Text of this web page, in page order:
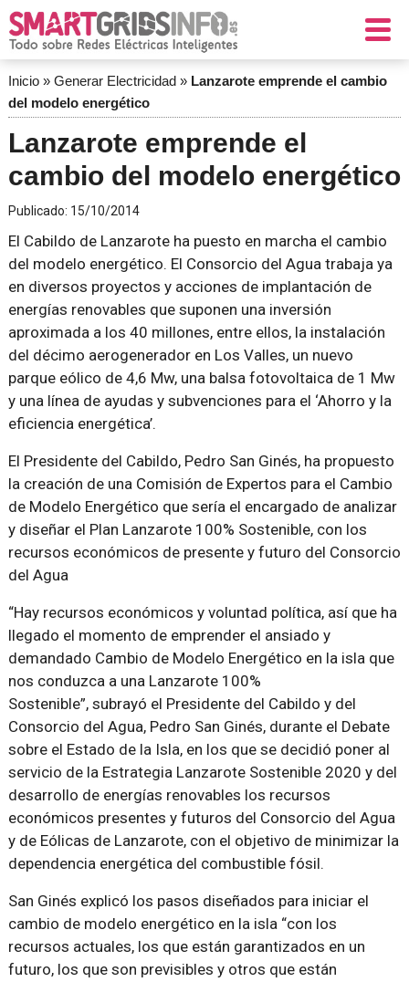
Inicio» Generar Electricidad» Lanzarote emprende el cambio
del modelo energético
Lanzarote emprende el
cambio del modelo energético
Publicado: 15/10/2014
El Cabildo de Lanzarote ha puesto en marcha el cambio
del modelo energético. El Consorcio del Agua trabaja ya
en diversos proyectos y acciones de implantación de
energías renovables que suponen una inversión
aproximada a los 40 millones, entre ellos, la instalación
del décimo aerogenerador en Los Valles, un nuevo
parque eólico de 4,6 Mw, una balsa fotovoltaica de 1 Mw
y una línea de ayudas y subvenciones para el ‘Ahorro y la
eficiencia energética’.
El Presidente del Cabildo, Pedro San Ginés, ha propuesto
la creación de una Comisión de Expertos para el Cambio
de Modelo Energético que sería el encargado de analizar
y diseñar el Plan Lanzarote 100% Sostenible, con los
recursos económicos de presente y futuro del Consorcio
del Agua
Hay recursos económicos y voluntad política, así que ha
llegado el momento de emprender el ansiado y
demandado Cambio de Modelo Energético en la isla que
nos conduzca a una Lanzarote 100%
Sostenible , subrayó el Presidente del Cabildo y del
Consorcio del Agua, Pedro San Ginés, durante el Debate
sobre el Estado de la Isla, en los que se decidió poner al
servicio de la Estrategia Lanzarote Sostenible 2020 y del
desarrollo de energías renovables los recursos
económicos presentes y futuros del Consorcio del Agua
y de Eólicas de Lanzarote, con el objetivo de minimizar la
dependencia energética del combustible fósil.
San Ginés explicó los pasos diseñados para iniciar el
cambio de modelo energético en la isla con los
recursos actuales, los que están garantizados en un
futuro, los que son previsibles y otros que están